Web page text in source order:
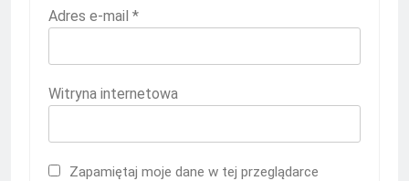
Adres e-mail *
Witryna internetowa
Zapamiętaj moje dane w tej przeglądarce